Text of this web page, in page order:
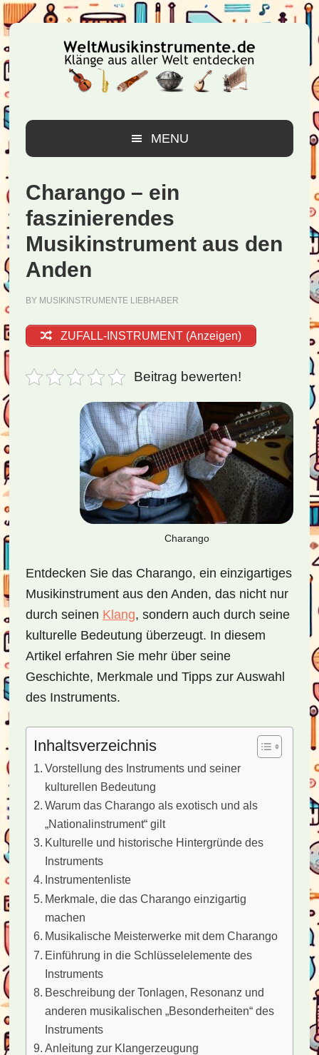
Zur
Hauptnavigation
springen
Zum
Inhalt
springen
Zur
Seitenspalte
springen
MENU
Charango – ein
faszinierendes
Musikinstrument aus den
Anden
BY MUSIKINSTRUMENTE LIEBHABER
ZUFALL-INSTRUMENT (Anzeigen)
Beitrag bewerten!
Charango
Entdecken Sie das Charango, ein einzigartiges
Musikinstrument aus den Anden, das nicht nur
durch seinen Klang, sondern auch durch seine
kulturelle Bedeutung überzeugt. In diesem
Artikel erfahren Sie mehr über seine
Geschichte, Merkmale und Tipps zur Auswahl
des Instruments.
Inhaltsverzeichnis
Vorstellung des Instruments und seiner
kulturellen Bedeutung
Warum das Charango als exotisch und als
„Nationalinstrument“ gilt
Kulturelle und historische Hintergründe des
Instruments
Instrumentenliste
Merkmale, die das Charango einzigartig
machen
Musikalische Meisterwerke mit dem Charango
Einführung in die Schlüsselelemente des
Instruments
Beschreibung der Tonlagen, Resonanz und
anderen musikalischen „Besonderheiten“ des
Instruments
Anleitung zur Klangerzeugung